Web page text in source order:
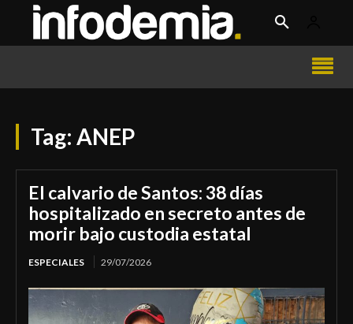
Tag: ANEP
El calvario de Santos: 38 días
hospitalizado en secreto antes de
morir bajo custodia estatal
ESPECIALES 29/07/2026